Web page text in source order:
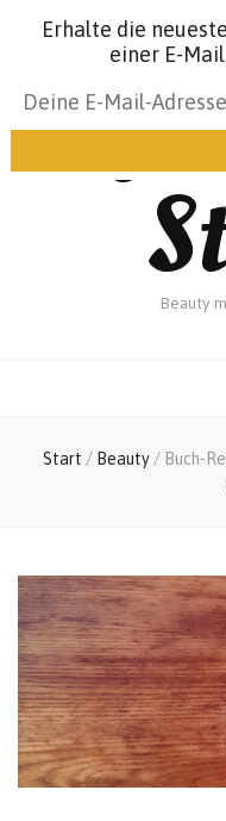
Beauty
Start / Beauty / Buch-
Erhalte die
einer E-